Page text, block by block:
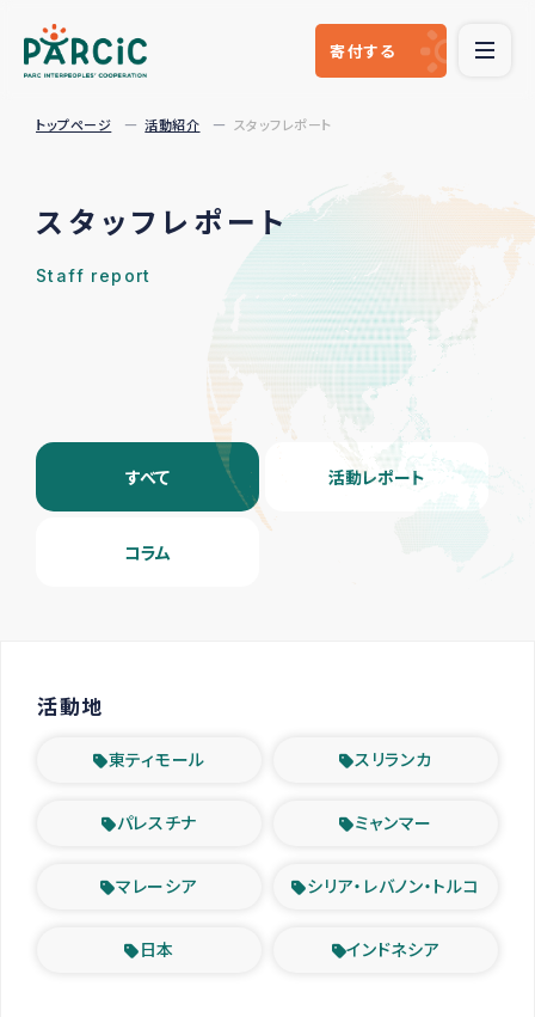
寄付する
トップページ 活動紹介 スタッフレポート
スタッフレポート
Staff report
すべて 活動レポート
コラム
活動地
東ティモール スリランカ
パレスチナ ミャンマー
マレーシア シリア・レバノン・トルコ
日本 インドネシア